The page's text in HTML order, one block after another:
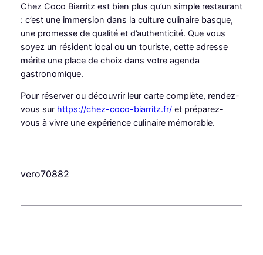
Chez Coco Biarritz est bien plus qu’un simple restaurant
: c’est une immersion dans la culture culinaire basque,
une promesse de qualité et d’authenticité. Que vous
soyez un résident local ou un touriste, cette adresse
mérite une place de choix dans votre agenda
gastronomique.
Pour réserver ou découvrir leur carte complète, rendez-
vous sur https://chez-coco-biarritz.fr/et préparez-
vous à vivre une expérience culinaire mémorable.
vero70882